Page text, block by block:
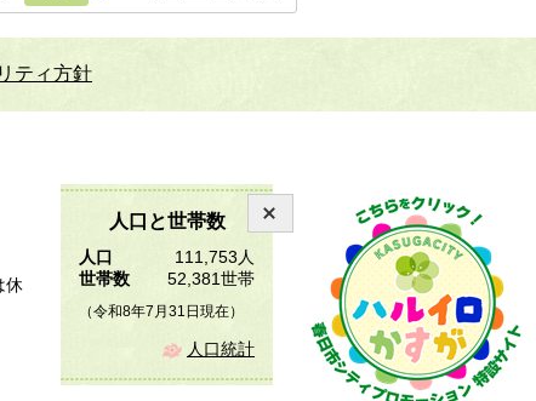
ティ方針
人口と世帯数
人口
111,753人
世帯数
52,381世帯
（令和8年7月31日現在）
人口統計
休